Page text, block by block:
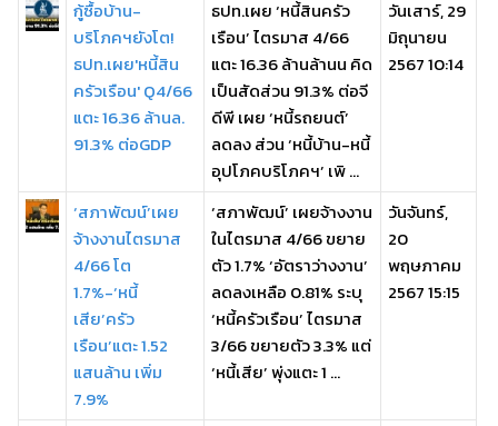
กู้ซื้อบ้าน-
บริโภคฯยังโต!
ธปท.เผย'หนี้สิน
ครัวเรือน' Q4/66
แตะ 16.36 ล้านล.
91.3% ต่อGDP
ธปท.เผย ‘หนี้สินครัว
เรือน’ ไตรมาส 4/66
แตะ 16.36 ล้านล้านน คิด
เป็นสัดส่วน 91.3% ต่อจี
ดีพี เผย ‘หนี้รถยนต์’
ลดลง ส่วน ‘หนี้บ้าน-หนี้
อุปโภคบริโภคฯ’ เพิ ...
วันเสาร์, 29
มิถุนายน
2567 10:14
‘สภาพัฒน์’เผย
จ้างงานไตรมาส
4/66 โต
1.7%-‘หนี้
เสีย’ครัว
เรือน’แตะ 1.52
แสนล้าน เพิ่ม
7.9%
‘สภาพัฒน์’ เผยจ้างงาน
ในไตรมาส 4/66 ขยาย
ตัว 1.7% ‘อัตราว่างงาน’
ลดลงเหลือ 0.81% ระบุ
‘หนี้ครัวเรือน’ ไตรมาส
3/66 ขยายตัว 3.3% แต่
‘หนี้เสีย’ พุ่งแตะ 1 ...
วันจันทร์,
20
พฤษภาคม
2567 15:15